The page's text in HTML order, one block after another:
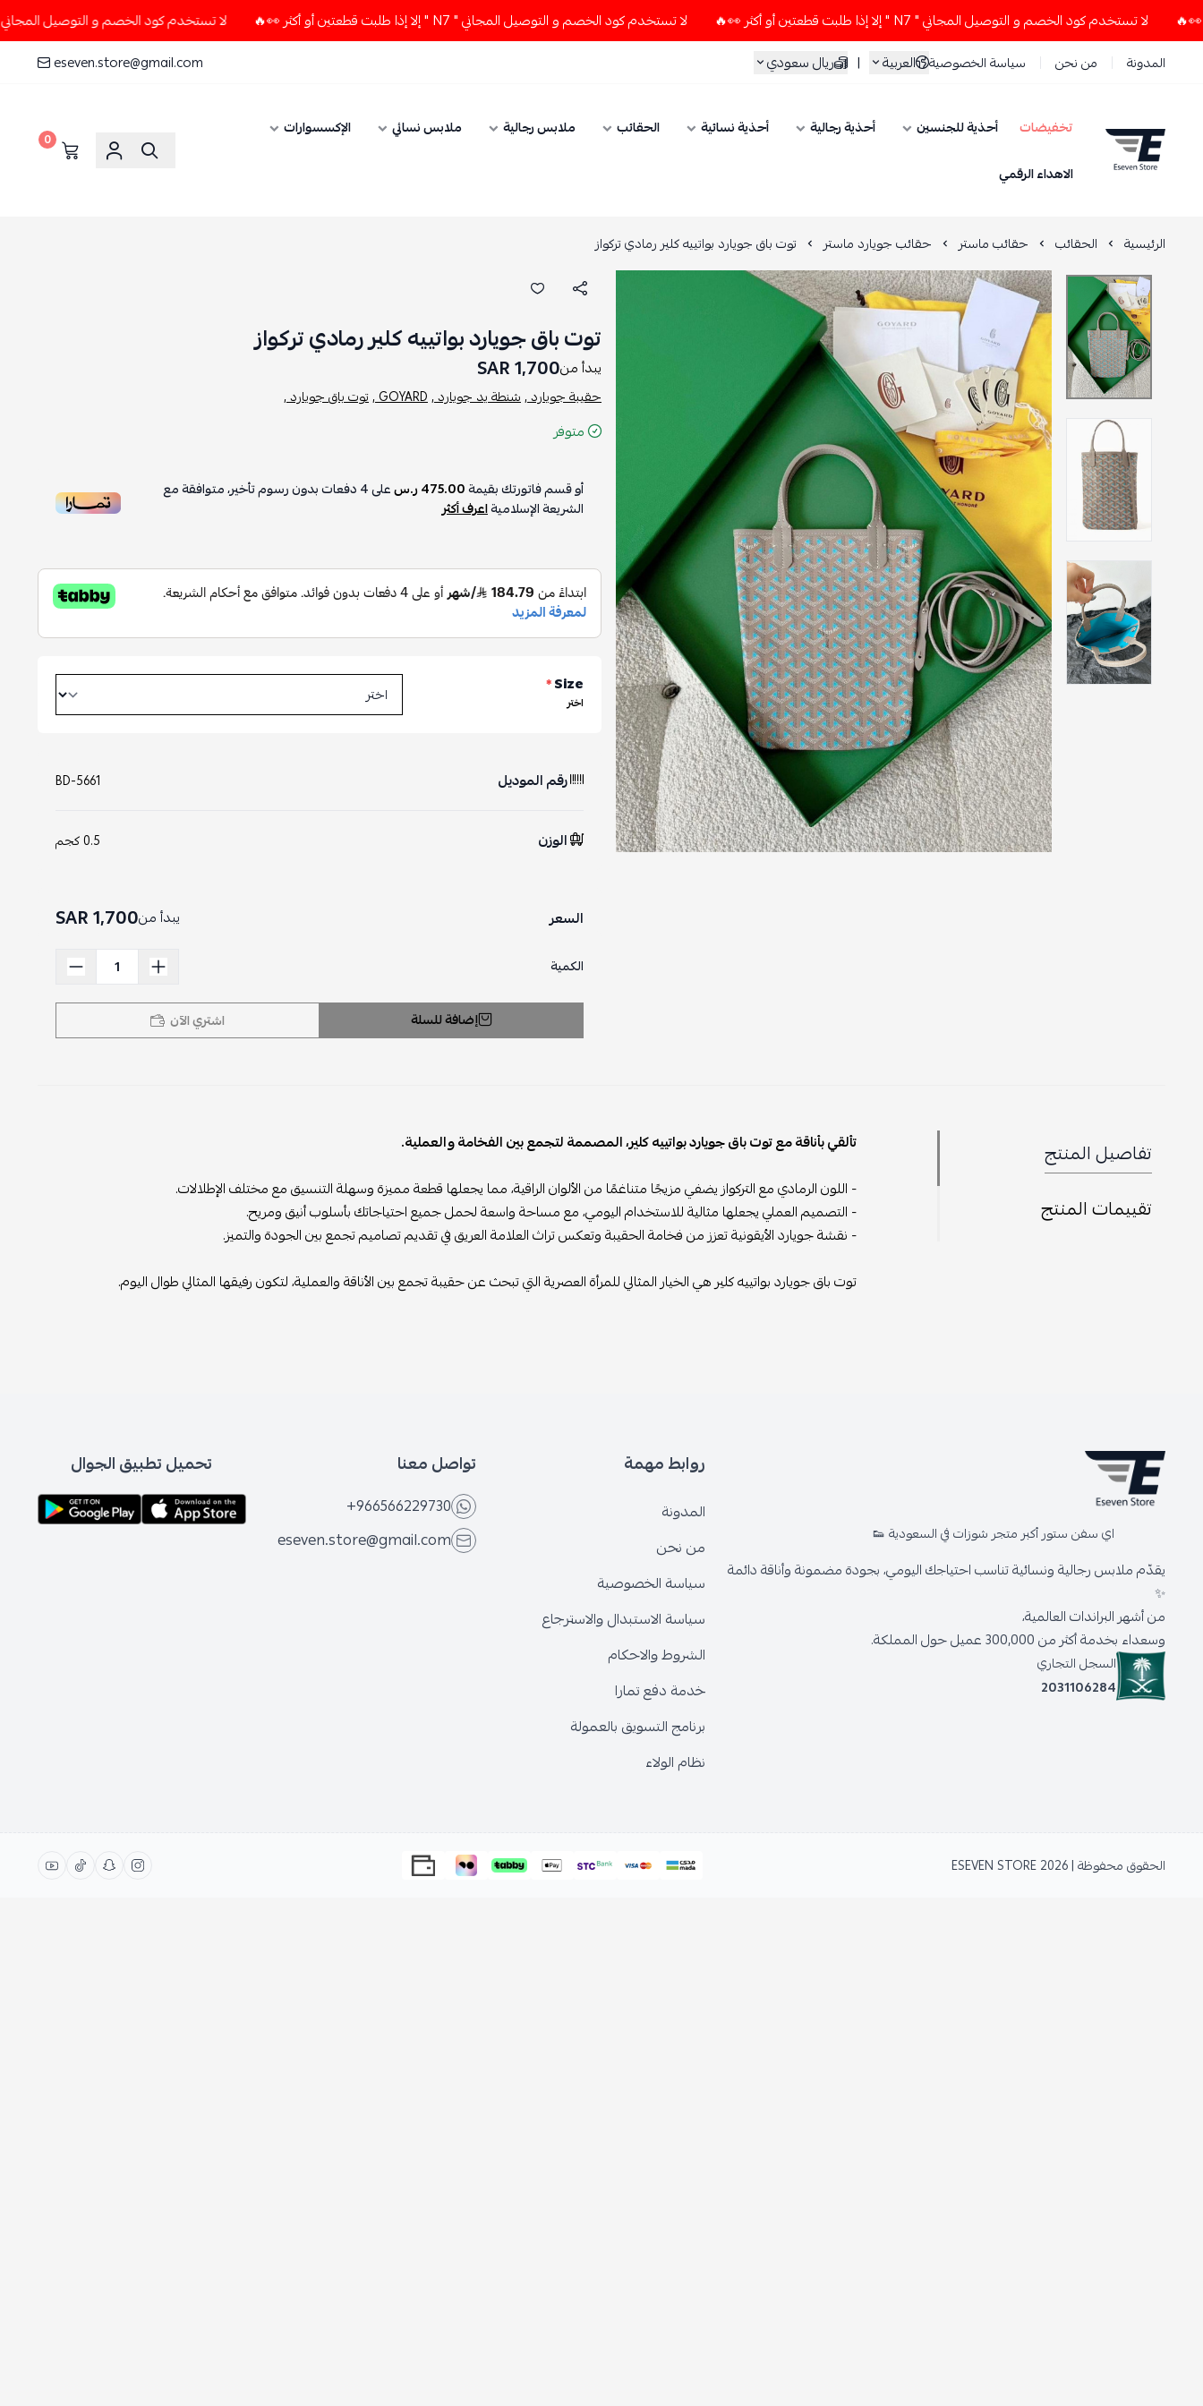
لا تستخدم كود الخصم و التوصيل المجاني " N7 " إلا إذا طلبت قطعتين أو أكثر 👀🔥 لا تستخدم كود الخصم و التوصيل المجاني " N7 " إلا إذا طلبت قطعتين أو أكثر 👀🔥 لا تستخدم كود الخصم و التوصيل المجاني " N7 " إلا إذا طلبت قطعتين أو أكثر 👀🔥
المدونة من نحن سياسة الخصوصية العربية | ريال سعودي eseven.store@gmail.com
ESEVEN STORE
تخفيضات أحذية للجنسين أحذية رجالية أحذية نسائية الحقائب ملابس رجالية ملابس نسائي
الإكسسوارات
الاهداء الرقمي
0
الرئيسية الحقائب حقائب ماستر حقائب جويارد ماستر توت باق جويارد بواتييه كلير رمادي تركواز
توت باق جويارد بواتييه كلير رمادي تركواز
يبدأ من1,700 SAR
حقيبة جويارد ,شنطة يد جويارد ,GOYARD , توت باق جويارد ,
متوفر
أو قسم فاتورتك بقيمة475.00 ر.س على4دفعات بدون رسوم تأخير، متوافقة مع
الشريعة الإسلاميةاعرف أكثر
Size
*
اختر
رقم الموديل BD-5661
الوزن 0.5 كجم
السعر يبدأ من1,700 SAR
الكمية
إضافة للسلة اشتري الآن
تفاصيل المنتج
تقييمات المنتج
تألقي بأناقة مع توت باق جويارد بواتييه كلير، المصممة لتجمع بين الفخامة والعملية.
- اللون الرمادي مع التركواز يضفي مزيجًا متناغمًا من الألوان الراقية، مما يجعلها قطعة مميزة وسهلة التنسيق مع مختلف الإطلالات.
- التصميم العملي يجعلها مثالية للاستخدام اليومي، مع مساحة واسعة لحمل جميع احتياجاتك بأسلوب أنيق ومريح.
- نقشة جويارد الأيقونية تعزز من فخامة الحقيبة وتعكس تراث العلامة العريق في تقديم تصاميم تجمع بين الجودة والتميز.
توت باق جويارد بواتييه كلير هي الخيار المثالي للمرأة العصرية التي تبحث عن حقيبة تجمع بين الأناقة والعملية، لتكون رفيقها المثالي طوال اليوم.
اي سفن ستور أكبر متجر شوزات في السعودية 👟
يقدّم ملابس رجالية ونسائية تناسب احتياجك اليومي، بجودة مضمونة وأناقة دائمة
✨
من أشهر البراندات العالمية،
وسعداء بخدمة أكثر من 300,000 عميل حول المملكة.
السجل التجاري
2031106284
روابط مهمة
المدونة
من نحن
سياسة الخصوصية
سياسة الاستبدال والاسترجاع
الشروط والاحكام
خدمة دفع تمارا
برنامج التسويق بالعمولة
نظام الولاء
تواصل معنا
+966566229730
eseven.store@gmail.com
تحميل تطبيق الجوال
الحقوق محفوظة | 2026 ESEVEN STORE